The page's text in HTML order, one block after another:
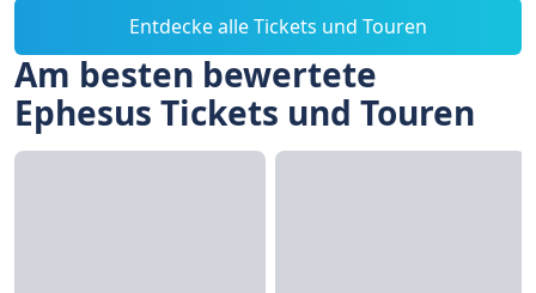
Entdecke alle Tickets und Touren
Am besten bewertete
Ephesus Tickets und Touren